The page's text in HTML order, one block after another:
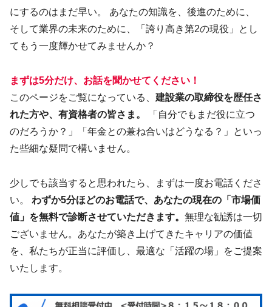
にするのはまだ早い。 あなたの知識を、後進のために、
そして業界の未来のために、「誇り高き第2の現役」とし
てもう一度輝かせてみませんか？
まずは5分だけ、お話を聞かせてください！
このページをご覧になっている、 建設業の取締役を歴任さ
れた方や、有資格者の皆さま。
「自分でもまだ役に立つ
のだろうか？」「年金との兼ね合いはどうなる？」といっ
た些細な疑問で構いません。
少しでも該当すると思われたら、まずは一度お電話くださ
い。 わずか5分ほどのお電話で、あなたの現在の「市場価
値」を無料で診断させていただきます。 無理な勧誘は一切
ございません。あなたが築き上げてきたキャリアの価値
を、私たちが正当に評価し、最適な「活躍の場」をご提案
いたします。